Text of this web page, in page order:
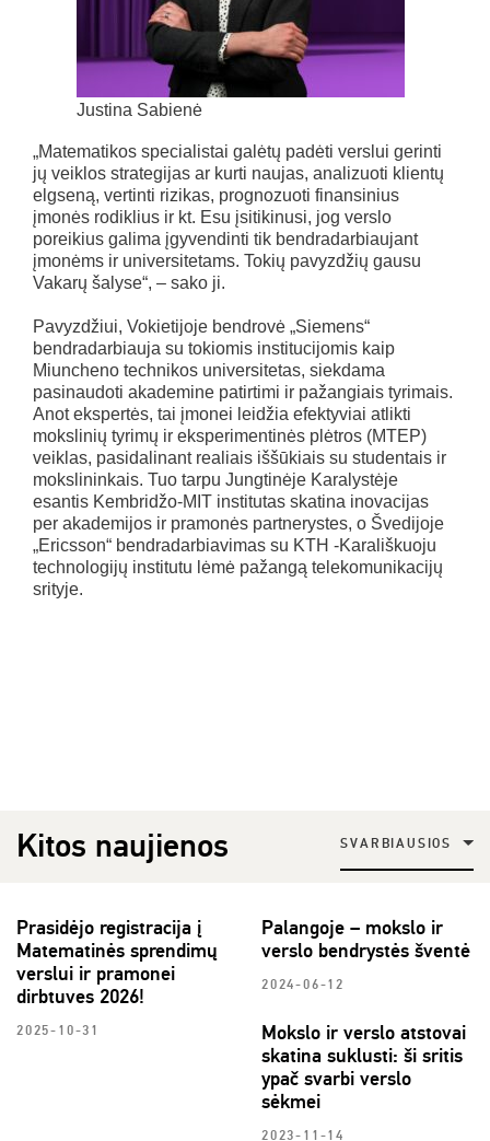
Justina Sabienė
„Matematikos specialistai galėtų padėti verslui gerinti
jų veiklos strategijas ar kurti naujas, analizuoti klientų
elgseną, vertinti rizikas, prognozuoti finansinius
įmonės rodiklius ir kt. Esu įsitikinusi, jog verslo
poreikius galima įgyvendinti tik bendradarbiaujant
įmonėms ir universitetams. Tokių pavyzdžių gausu
Vakarų šalyse“, – sako ji.
Pavyzdžiui, Vokietijoje bendrovė „Siemens“
bendradarbiauja su tokiomis institucijomis kaip
Miuncheno technikos universitetas, siekdama
pasinaudoti akademine patirtimi ir pažangiais tyrimais.
Anot ekspertės, tai įmonei leidžia efektyviai atlikti
mokslinių tyrimų ir eksperimentinės plėtros (MTEP)
veiklas, pasidalinant realiais iššūkiais su studentais ir
mokslininkais. Tuo tarpu Jungtinėje Karalystėje
esantis Kembridžo-MIT institutas skatina inovacijas
per akademijos ir pramonės partnerystes, o Švedijoje
„Ericsson“ bendradarbiavimas su KTH -Karališkuoju
technologijų institutu lėmė pažangą telekomunikacijų
srityje.
Kitos naujienos SVARBIAUSIOS
Prasidėjo registracija į
Matematinės sprendimų
verslui ir pramonei
dirbtuves 2026!
2025-10-31
Palangoje – mokslo ir
verslo bendrystės šventė
2024-06-12
Mokslo ir verslo atstovai
skatina suklusti: ši sritis
ypač svarbi verslo
sėkmei
2023-11-14